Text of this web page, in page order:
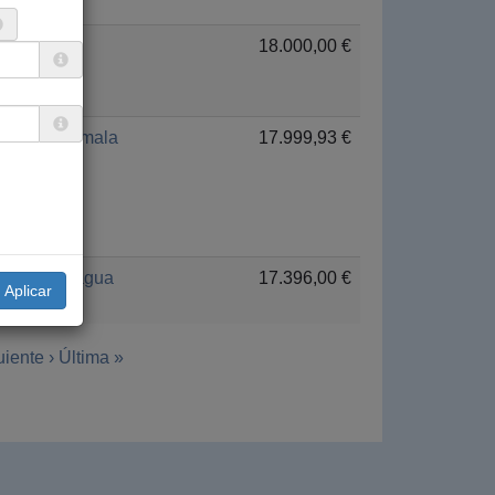
Togo 18.000,00 €
Guatemala 17.999,93 €
Nicaragua 17.396,00 €
› Última »